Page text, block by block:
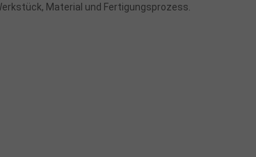
Material und Fertigungsprozess.